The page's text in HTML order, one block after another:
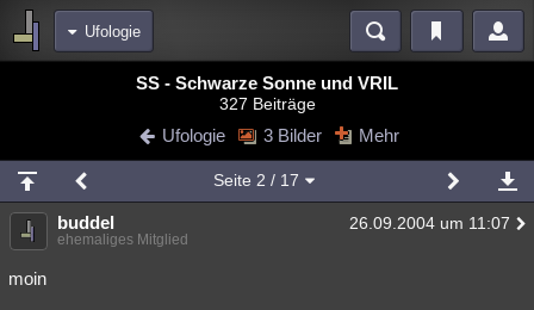
Ufologie
Blogs Videos
Chat Wiki Neuigkeiten
meine Rubriken
Menschen Mystery Kriminalfälle
Spiritualität
SS - Schwarze Sonne und VRIL
327 Beiträge
Ufologie 3 Bilder Mehr
Seite 2 / 17
buddel 26.09.2004 um 11:07
ehemaliges Mitglied
moin